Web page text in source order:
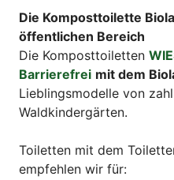
Die Komposttoilette
öffentlichen Bereich
Die Komposttoiletten
Barrierefrei mit dem
Lieblingsmodelle von
Waldkindergärten.
Toiletten mit dem
empfehlen wir für: